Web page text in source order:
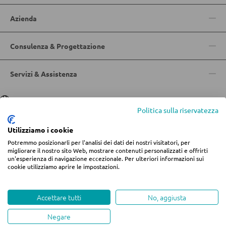
PARETI ATTREZZATE
Soggiorni componibili
Moduli TV
Tavolini da caffé
Tavolini da divano
Faretti a parete a LED
Lampade da scrivania a LED
ILLUMINAZIONE DA ESTERNO
Luci da esterno
Lampade solari
Azienda
Consulenza & Progettazione
Servizi & Assistenza
LinguaDeutsch|Italiano
© 2026 Centro arredamento Jungmann
* Tutti i prezzi includono l'IVA piùspese di spedizionese non diversamente
indicato.
Modifica impostazioni dei cookieWhistleblowing
created by teamblau
Politica sulla riservatezza
Utilizziamo i cookie
Potremmo posizionarli per l'analisi dei dati dei nostri visitatori, per
migliorare il nostro sito Web, mostrare contenuti personalizzati e offrirti
un'esperienza di navigazione eccezionale. Per ulteriori informazioni sui
cookie utilizziamo aprire le impostazioni.
Accettare tutti
No, aggiusta
Negare